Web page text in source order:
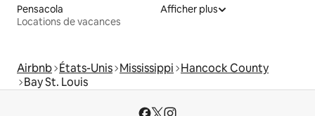
Pensacola
Locations de vacances
Afficher plus
Airbnb États-Unis Mississippi Hancock County
Bay St. Louis